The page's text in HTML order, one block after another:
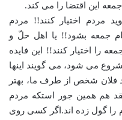
این اقتضا را می کند.
مردم اختیار کنند!! مردم
جمعه بشود!! یا اهل حلّ و
را اختیار کنند!! این فایده
می شود، می گویند اینها
فلان شخص از طرف ما، بهتر
هم همین جور استکه مردم
را گول زده اند.اگر کسی روی